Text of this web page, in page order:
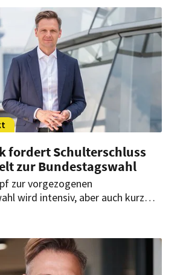
zum Gastwelt-
Berlin ein.
fordert Schulterschluss
zur Bundestagswahl
zur vorgezogenen
wird intensiv, aber auch kurz
deshalb einen „Gastwelt-
einer gemeinsamen Strategie
erfolgreich zu platzieren.